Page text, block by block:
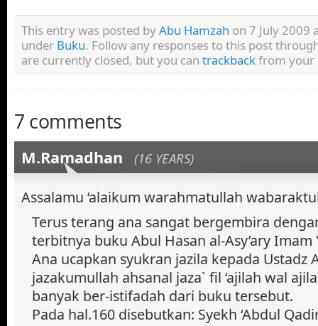
This entry was posted byAbu Hamzah on 7 July 2009
under Buku. Follow any responses to this post
are currently closed, but you can trackbackfrom your
7 comments
M.Ramadhan (16 YEARS)
Assalamu ‘alaikum warahmatullah
Terus terang ana sangat bergembira
terbitnya buku Abul Hasan al-Asy’ary Imam
Ana ucapkan syukran jazila kepada Ustadz
jazakumullah ahsanal jaza` fil ‘ajilah wal
banyak ber-istifadah dari buku tersebut.
Pada hal.160 disebutkan: Syekh ‘Abdul